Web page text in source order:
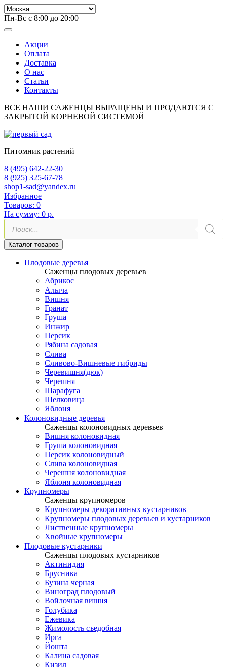
Пн-Вс с 8:00 до 20:00
Акции
Оплата
Доставка
О нас
Статьи
Контакты
ВСЕ НАШИ САЖЕНЦЫ ВЫРАЩЕНЫ И ПРОДАЮТСЯ С
ЗАКРЫТОЙ КОРНЕВОЙ СИСТЕМОЙ
Питомник растений
8 (495) 642-22-30
8 (925) 325-67-78
shop1-sad@yandex.ru
Избранное
Товаров: 0
На сумму: 0 р.
Поиск
товаров
Каталог товаров
Плодовые деревья
Саженцы плодовых деревьев
Абрикос
Алыча
Вишня
Гранат
Груша
Инжир
Персик
Рябина садовая
Слива
Сливово-Вишневые гибриды
Черевишня(дюк)
Черешня
Шарафуга
Шелковица
Яблоня
Колоновидные деревья
Саженцы колоновидных деревьев
Вишня колоновидная
Груша колоновидная
Персик колоновидный
Слива колоновидная
Черешня колоновидная
Яблоня колоновидная
Крупномеры
Саженцы крупномеров
Крупномеры декоративных кустарников
Крупномеры плодовых деревьев и кустарников
Лиственные крупномеры
Хвойные крупномеры
Плодовые кустарники
Саженцы плодовых кустарников
Актинидия
Брусника
Бузина черная
Виноград плодовый
Войлочная вишня
Голубика
Ежевика
Жимолость съедобная
Ирга
Йошта
Калина садовая
Кизил